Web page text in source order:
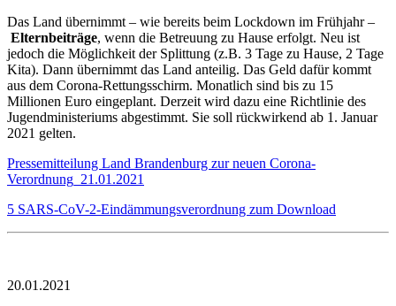
Das Land übernimmt – wie bereits beim Lockdown im Frühjahr –
Elternbeiträge, wenn die Betreuung zu Hause erfolgt. Neu ist
jedoch die Möglichkeit der Splittung (z.B. 3 Tage zu Hause, 2 Tage
Kita). Dann übernimmt das Land anteilig. Das Geld dafür kommt
aus dem Corona-Rettungsschirm. Monatlich sind bis zu 15
Millionen Euro eingeplant. Derzeit wird dazu eine Richtlinie des
Jugendministeriums abgestimmt. Sie soll rückwirkend ab 1. Januar
2021 gelten.
Pressemitteilung Land Brandenburg zur neuen Corona-
Verordnung_21.01.2021
5 SARS-CoV-2-Eindämmungsverordnung zum Download
20.01.2021